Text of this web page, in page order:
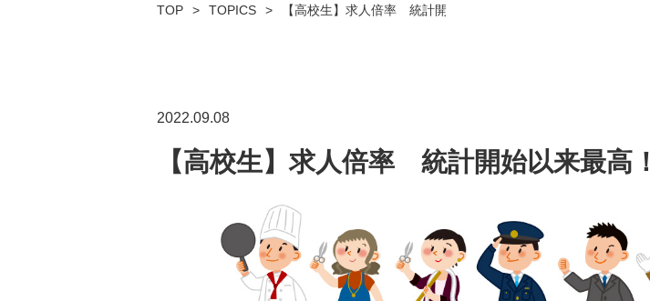
TOP TOPICS 【高校生】求人倍率 統計開始以来最高！
2022.09.08
【高校生】求人倍率 統計開始以来最高！